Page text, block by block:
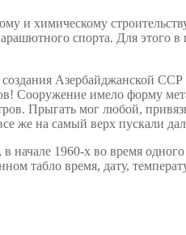
и химическому
спорта. Для этого
Азербайджанской
Сооружение имело форму
Прыгать мог любой,
же на самый верх пускали
начале 1960-х во время
табло время, дату,